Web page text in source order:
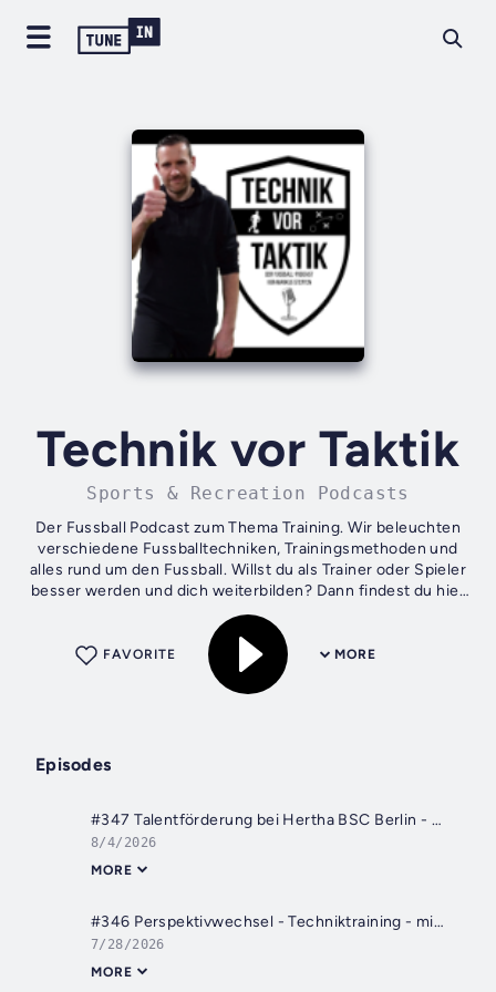
Technik vor Taktik
Sports & Recreation Podcasts
Der Fussball Podcast zum Thema Training. Wir beleuchten
verschiedene Fussballtechniken, Trainingsmethoden und
alles rund um den Fussball. Willst du als Trainer oder Spieler
besser werden und dich weiterbilden? Dann findest du hier
spannende Themen und...
MORE
FAVORITE
Episodes
#347 Talentförderung bei Hertha BSC Berlin - mit Björn Müller
8/4/2026
MORE
#346 Perspektivwechsel - Techniktraining - mit Markus Steffen
7/28/2026
MORE